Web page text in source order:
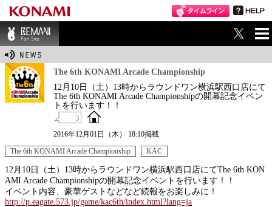
BEMANI Fan Sit
The 6th KONAMI Arcade Championship
12月10日（土）13時からラウンドワン横浜駅西口店にて
The 6th KONAMI Arcade Championshipの開幕記念イベン
トを行います！！
3
2016年12月01日（木） 18:10掲載
The 6th KONAMI Arcade Championship
KAC
12月10日（土）13時からラウンドワン横浜駅西口店にてThe 6th KON
AMI Arcade Championshipの開幕記念イベントを行います！！
イベント内容、豪華ゲストなどなど続報をお楽しみに！
http://p.eagate.573.jp/game/kac6th/index.html?lang=ja